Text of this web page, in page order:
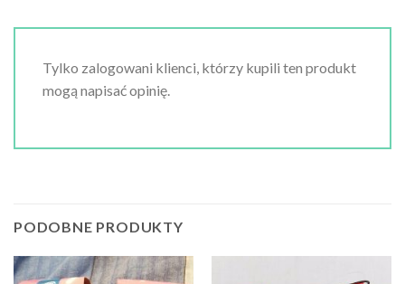
Tylko zalogowani klienci, którzy kupili ten produkt
mogą napisać opinię.
PODOBNE PRODUKTY